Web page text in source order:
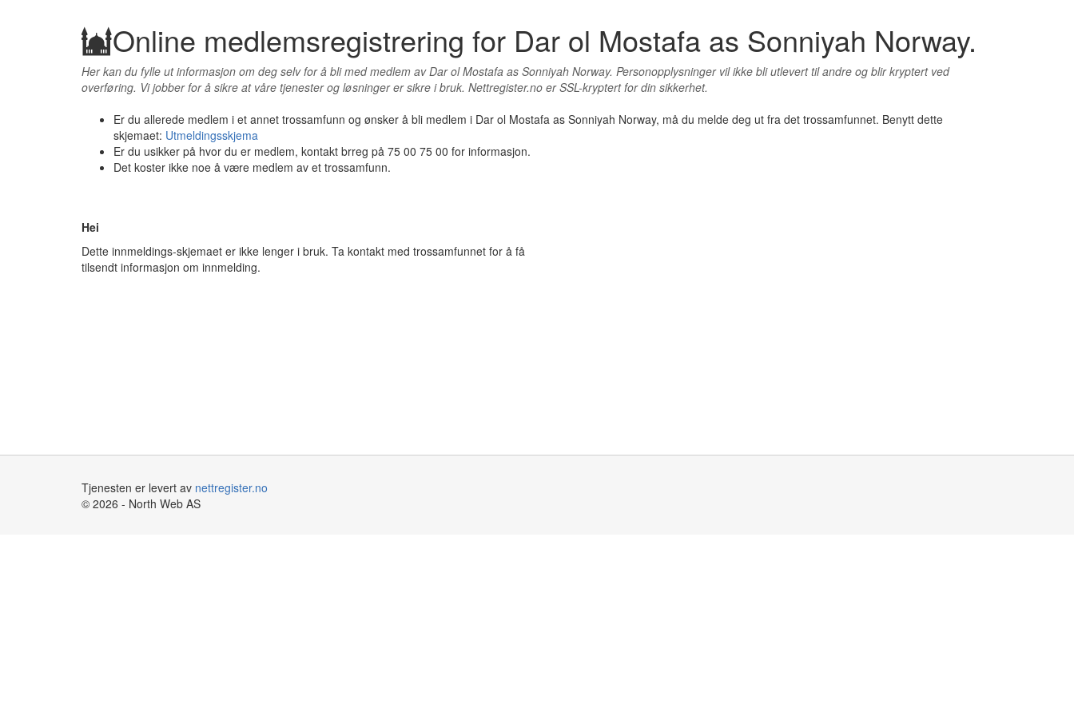
Online medlemsregistrering for Dar ol Mostafa as Sonniyah Norway.
Her kan du fylle ut informasjon om deg selv for å bli med medlem av Dar ol Mostafa as Sonniyah Norway. Personopplysninger vil ikke bli utlevert til andre og blir kryptert ved
overføring. Vi jobber for å sikre at våre tjenester og løsninger er sikre i bruk. Nettregister.no er SSL-kryptert for din sikkerhet.
Er du allerede medlem i et annet trossamfunn og ønsker å bli medlem i Dar ol Mostafa as Sonniyah Norway, må du melde deg ut fra det trossamfunnet. Benytt dette
skjemaet: Utmeldingsskjema
Er du usikker på hvor du er medlem, kontakt brreg på 75 00 75 00 for informasjon.
Det koster ikke noe å være medlem av et trossamfunn.
Hei
Dette innmeldings-skjemaet er ikke lenger i bruk. Ta kontakt med trossamfunnet for å få
tilsendt informasjon om innmelding.
Tjenesten er levert av nettregister.no
© 2026 - North Web AS